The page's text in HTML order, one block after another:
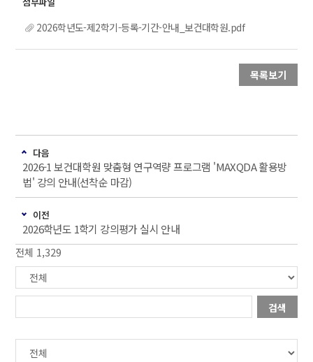
2026학년도-제2학기-등록-기간-안내_보건대학원.pdf
목록보기
다음
2026-1 보건대학원 맞춤형 연구역량 프로그램 'MAXQDA 활용방
법' 강의 안내(선착순 마감)
이전
2026학년도 1학기 강의평가 실시 안내
전체 1,329
검색